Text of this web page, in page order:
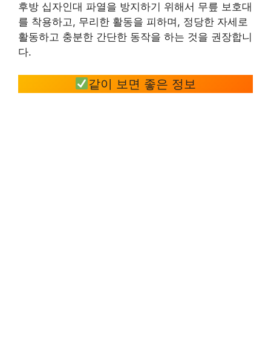
후방 십자인대 파열을 방지하기 위해서 무릎 보호대
를 착용하고, 무리한 활동을 피하며, 정당한 자세로
활동하고 충분한 간단한 동작을 하는 것을 권장합니
다.
같이 보면 좋은 정보